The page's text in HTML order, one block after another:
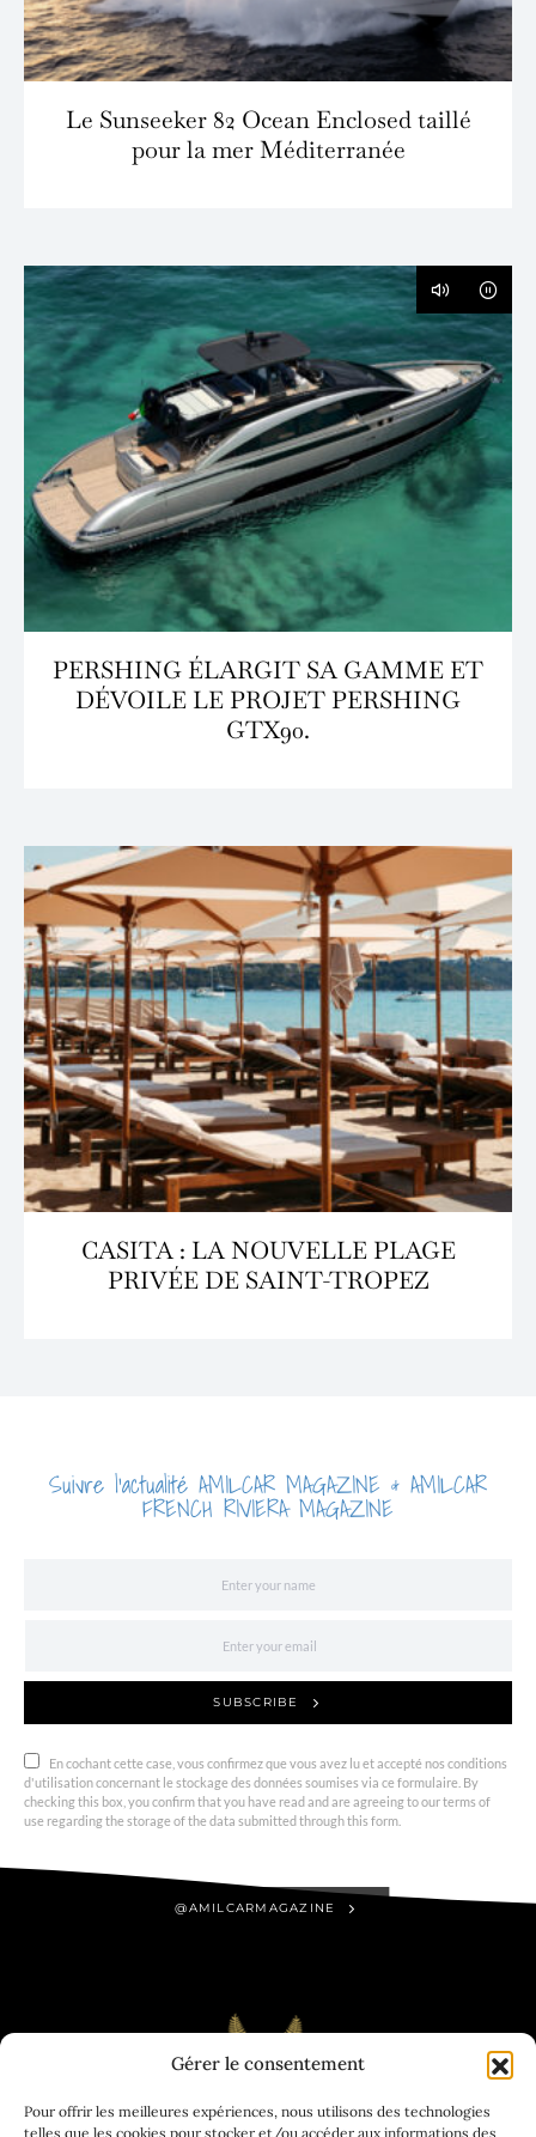
Gérer le consentement
Pour offrir les meilleures expériences, nous utilisons des technologies
telles que les cookies pour stocker et/ou accéder aux informations des
Le Sunseeker 82 Ocean Enclosed taillé
pour la mer Méditerranée
PERSHING ÉLARGIT SA GAMME ET
DÉVOILE LE PROJET PERSHING
GTX90.
CASITA : LA NOUVELLE PLAGE
PRIVÉE DE SAINT-TROPEZ
Suivre l'actualité AMILCAR MAGAZINE & AMILCAR
FRENCH RIVIERA MAGAZINE
SUBSCRIBE
En cochant cette case, vous confirmez que vous avez lu et accepté nos conditions
d'utilisation concernant le stockage des données soumises via ce formulaire. By
checking this box, you confirm that you have read and are agreeing to our terms of
use regarding the storage of the data submitted through this form.
@AMILCARMAGAZINE